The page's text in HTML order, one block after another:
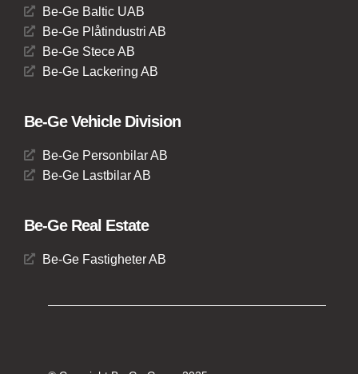
Be-Ge Baltic UAB
Be-Ge Plåtindustri AB
Be-Ge Stece AB
Be-Ge Lackering AB
Be-Ge Vehicle Division
Be-Ge Personbilar AB
Be-Ge Lastbilar AB
Be-Ge Real Estate
Be-Ge Fastigheter AB